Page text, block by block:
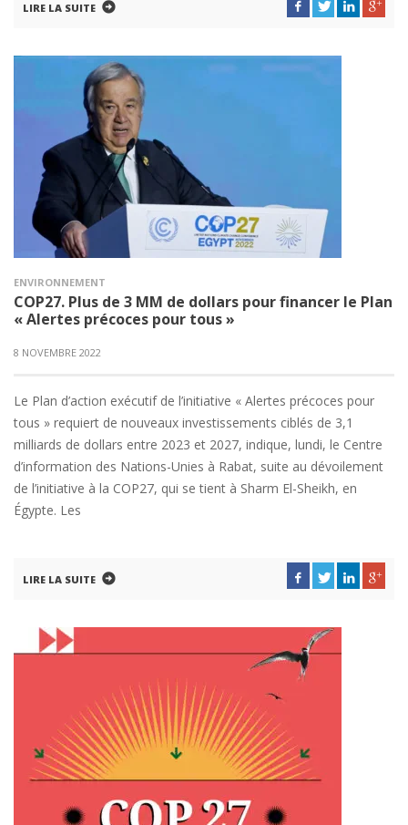
LIRE LA SUITE
ENVIRONNEMENT
COP27. Plus de 3 MM de dollars pour financer le Plan
« Alertes précoces pour tous »
8 NOVEMBRE 2022
Le Plan d’action exécutif de l’initiative « Alertes précoces pour
tous » requiert de nouveaux investissements ciblés de 3,1
milliards de dollars entre 2023 et 2027, indique, lundi, le Centre
d’information des Nations-Unies à Rabat, suite au dévoilement
de l’initiative à la COP27, qui se tient à Sharm El-Sheikh, en
Égypte. Les
LIRE LA SUITE